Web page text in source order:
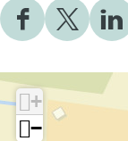
v
e
e
v
D
e
l
d
D
e
l
d
D
e
d
I
n
+
−